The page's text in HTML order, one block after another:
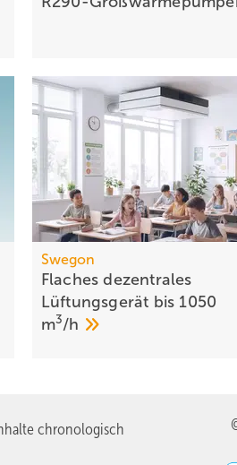
Swegon
Flaches dezentrales
Lüftungsgerät bis 1050
m3/h
chronologisch